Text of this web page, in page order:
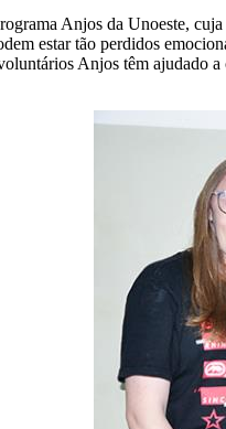
Anjos da Unoeste,
estar tão perdidos
Anjos têm ajudado